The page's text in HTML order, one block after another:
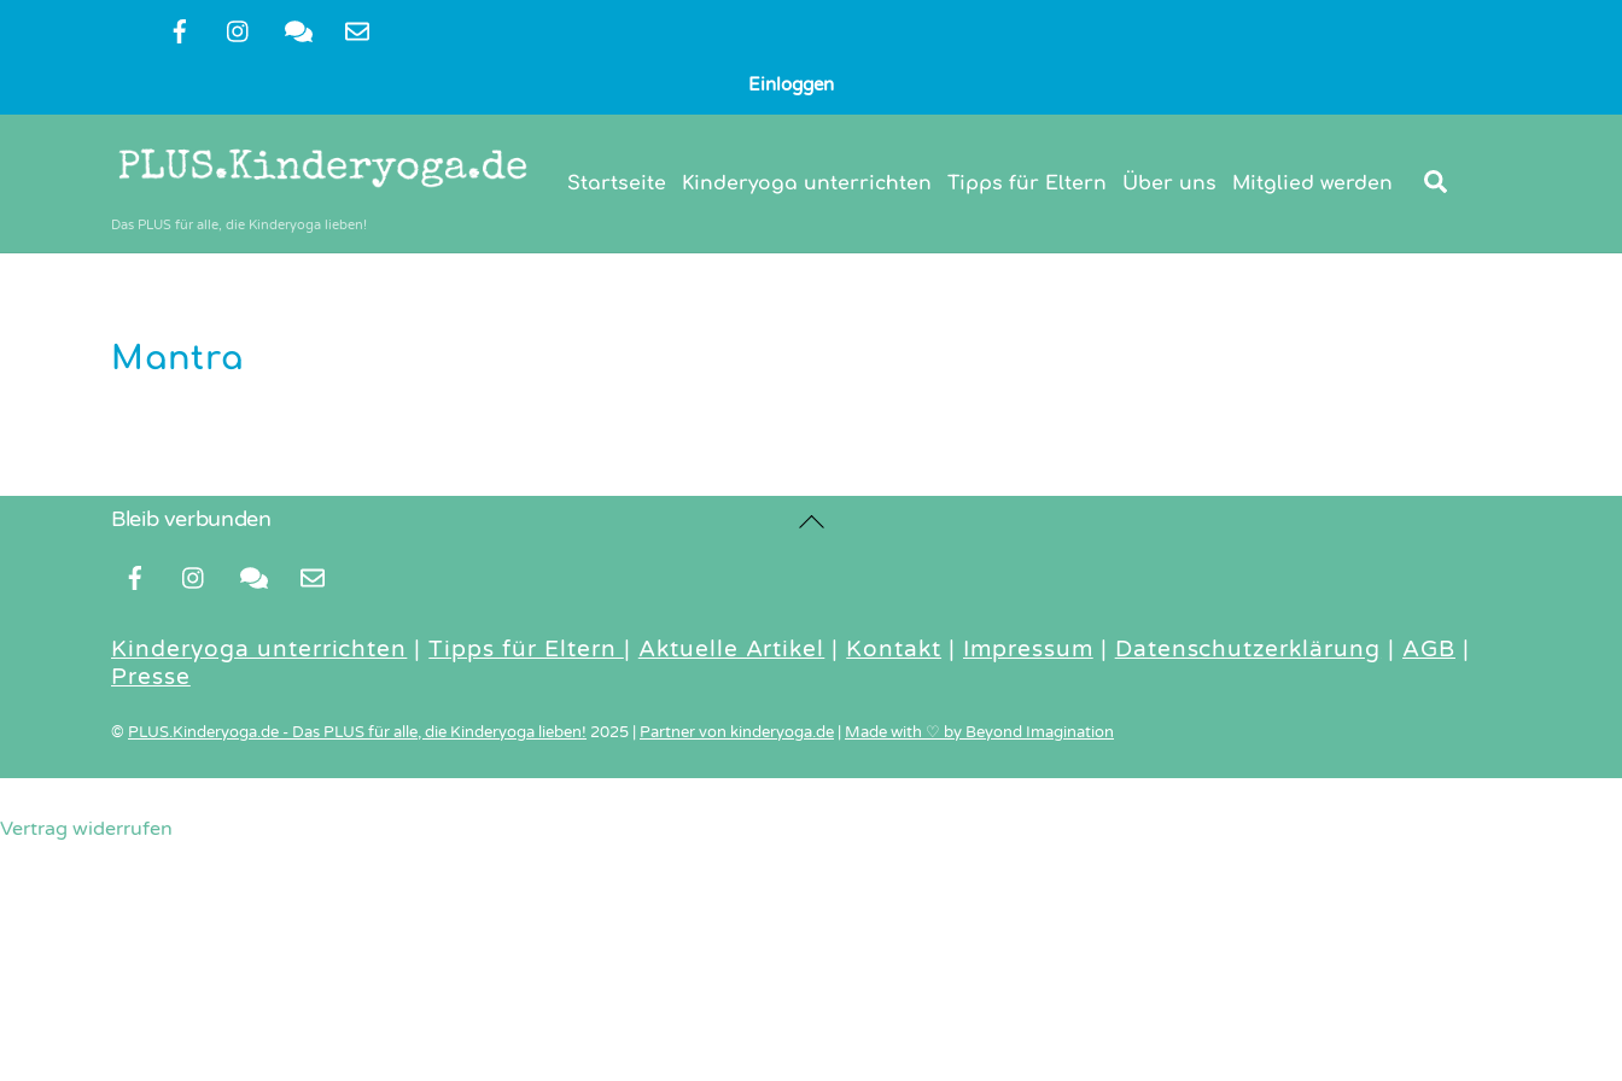
Einloggen
Das PLUS für alle, die Kinderyoga lieben!
Startseite Kinderyoga unterrichten Tipps für Eltern Über uns Mitglied werden
Mantra
Back
Bleib verbunden
Kinderyoga unterrichten |Tipps für Eltern | Aktuelle Artikel | Kontakt | Impressum | Datenschutzerklärung | AGB |
Presse
© PLUS.Kinderyoga.de - Das PLUS für alle, die Kinderyoga lieben! 2025 Partner von kinderyoga.de Made with ♡ by Beyond Imagination
Vertrag widerrufen